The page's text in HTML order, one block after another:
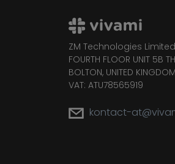
ZM Technologies
FOURTH FLOOR UNIT 5B
BOLTON, UNITED
VAT: ATU78565919
kontact-